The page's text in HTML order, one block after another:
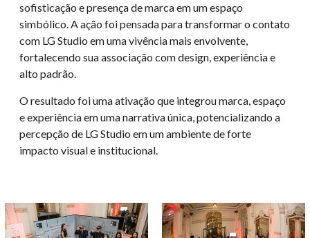
sofisticação e presença de marca em um espaço
simbólico. A ação foi pensada para transformar o contato
com LG Studio em uma vivência mais envolvente,
fortalecendo sua associação com design, experiência e
alto padrão.
O resultado foi uma ativação que integrou marca, espaço
e experiência em uma narrativa única, potencializando a
percepção de LG Studio em um ambiente de forte
impacto visual e institucional.